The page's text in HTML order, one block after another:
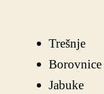
Trešnje
Borovnice
Jabuke